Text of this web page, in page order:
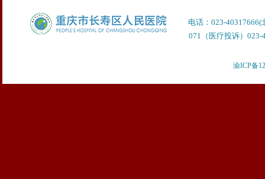
电话：023-
071（医疗投诉）023-
渝ICP备